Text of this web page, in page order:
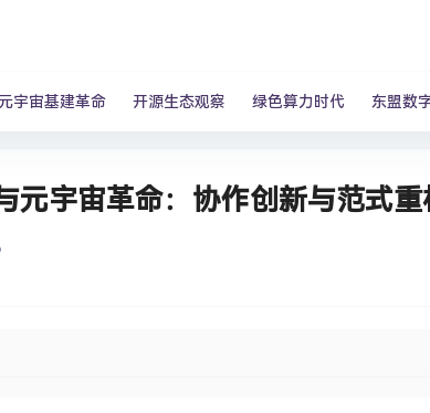
宇宙基建革命 开源生态观察 绿色算力时代 东盟数
元宇宙革命：协作创新与范式重